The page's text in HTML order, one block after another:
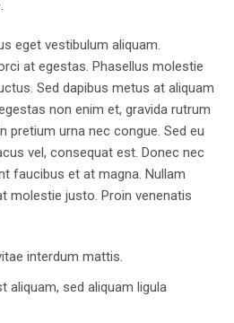
eget vestibulum aliquam.
at egestas. Phasellus molestie
Sed dapibus metus at aliquam
non enim et, gravida rutrum
pretium urna nec congue. Sed eu
vel, consequat est. Donec nec
faucibus et at magna. Nullam
molestie justo. Proin venenatis
interdum mattis.
aliquam, sed aliquam ligula